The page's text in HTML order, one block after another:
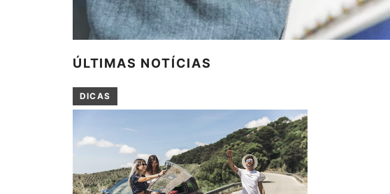
ÚLTIMAS NOTÍCIAS
DICAS